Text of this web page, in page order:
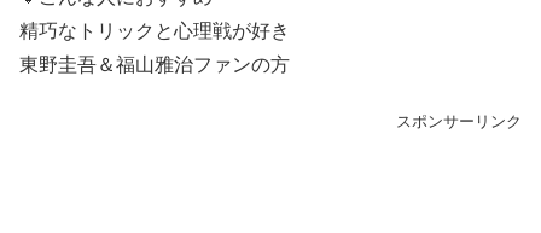
精巧なトリックと心理戦が好き
東野圭吾＆福山雅治ファンの方
スポンサーリンク